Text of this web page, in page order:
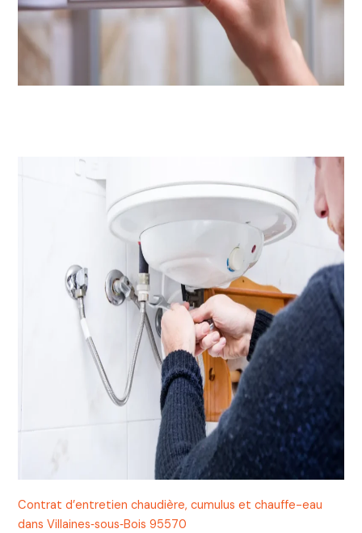
Contrat d’entretien chaudière, cumulus et chauffe-eau
dans Villaines‑sous‑Bois 95570